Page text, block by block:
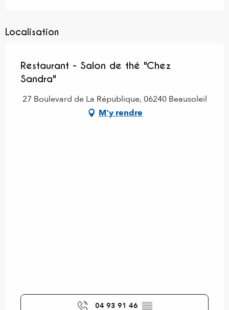
Localisation
Restaurant - Salon de thé "Chez
Sandra"
27 Boulevard de La République, 06240 Beausoleil
M'y rendre
04 93 91 46 ▒▒